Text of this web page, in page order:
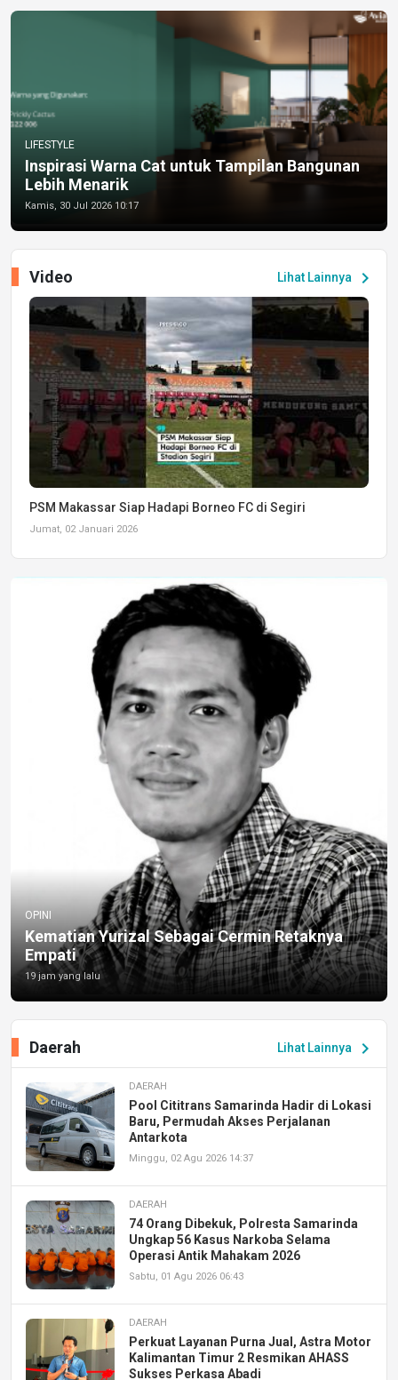
LIFESTYLE
Inspirasi Warna Cat untuk Tampilan Bangunan
Lebih Menarik
Kamis, 30 Jul 2026 10:17
Lihat Lainnya chevron_right
Video
PSM Makassar Siap Hadapi Borneo FC di Segiri
Jumat, 02 Januari 2026
OPINI
Kematian Yurizal Sebagai Cermin Retaknya
Empati
19 jam yang lalu
Lihat Lainnya chevron_right
Daerah
DAERAH
Pool Cititrans Samarinda Hadir di Lokasi
Baru, Permudah Akses Perjalanan
Antarkota
Minggu, 02 Agu 2026 14:37
DAERAH
74 Orang Dibekuk, Polresta Samarinda
Ungkap 56 Kasus Narkoba Selama
Operasi Antik Mahakam 2026
Sabtu, 01 Agu 2026 06:43
DAERAH
Perkuat Layanan Purna Jual, Astra Motor
Kalimantan Timur 2 Resmikan AHASS
Sukses Perkasa Abadi